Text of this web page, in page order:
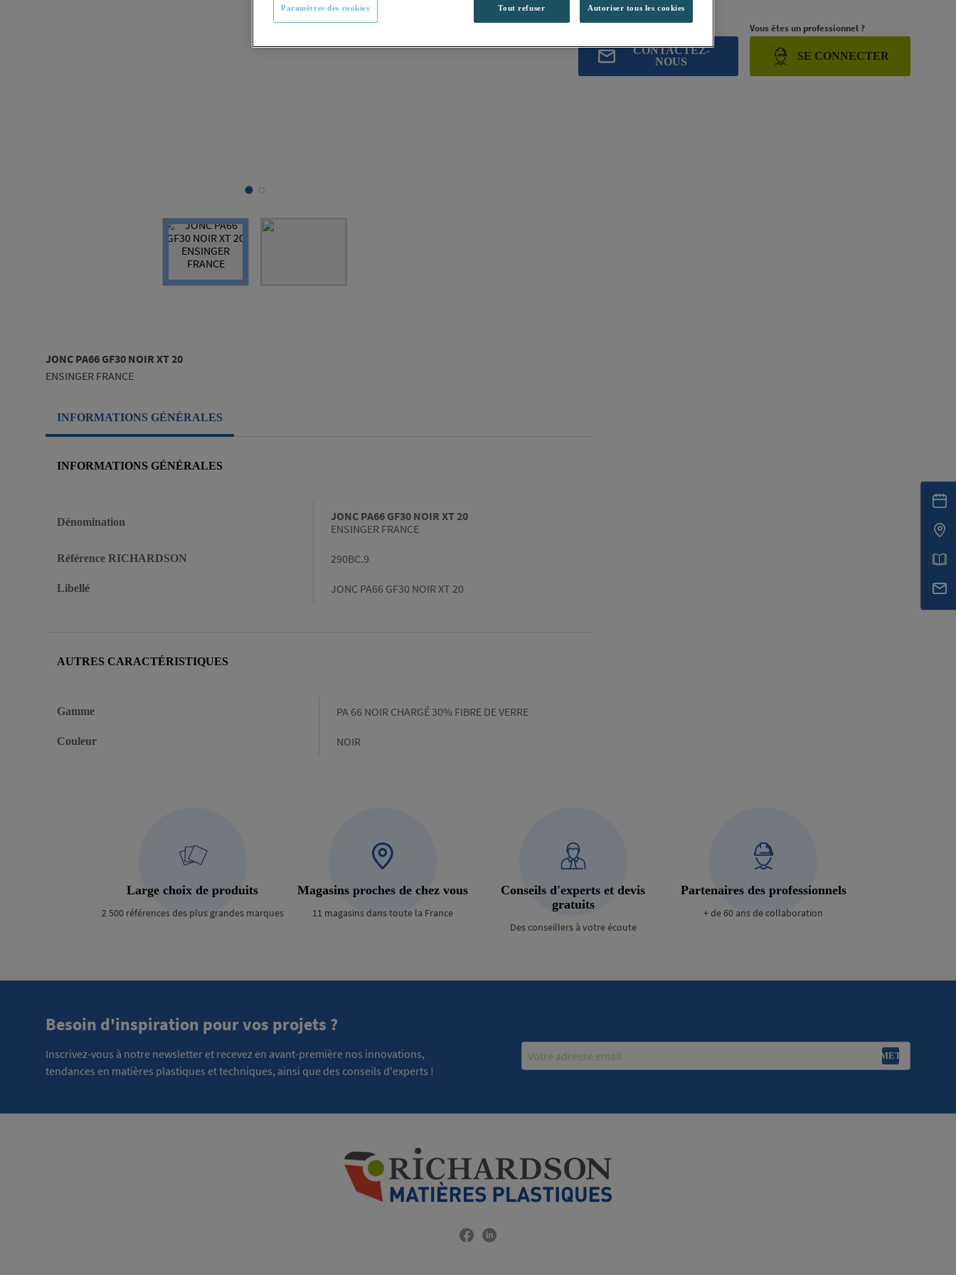
CONTACTEZ-
NOUS
Vous êtes un professionnel ?
SE CONNECTER
JONC PA66 GF30 NOIR XT 20
ENSINGER FRANCE
INFORMATIONS GÉNÉRALES
INFORMATIONS GÉNÉRALES
Dénomination
JONC PA66 GF30 NOIR XT 20
ENSINGER FRANCE
Référence RICHARDSON 290BC.9
Libellé JONC PA66 GF30 NOIR XT 20
AUTRES CARACTÉRISTIQUES
Gamme Gamme
PA 66 NOIR CHARGÉ 30% FIBRE DE VERRE
Couleur Couleur
NOIR
Large choix de produits
2 500 références des plus grandes marques
Magasins proches de chez vous
11 magasins dans toute la France
Conseils d'experts et devis
gratuits
Des conseillers à votre écoute
Partenaires des professionnels
+ de 60 ans de collaboration
Besoin d'inspiration pour vos projets ?
Inscrivez-vous à notre newsletter et recevez en avant-première nos innovations,
tendances en matières plastiques et techniques, ainsi que des conseils d'experts !
Email
Tout refuser Autoriser tous les cookies
Paramètres des cookies